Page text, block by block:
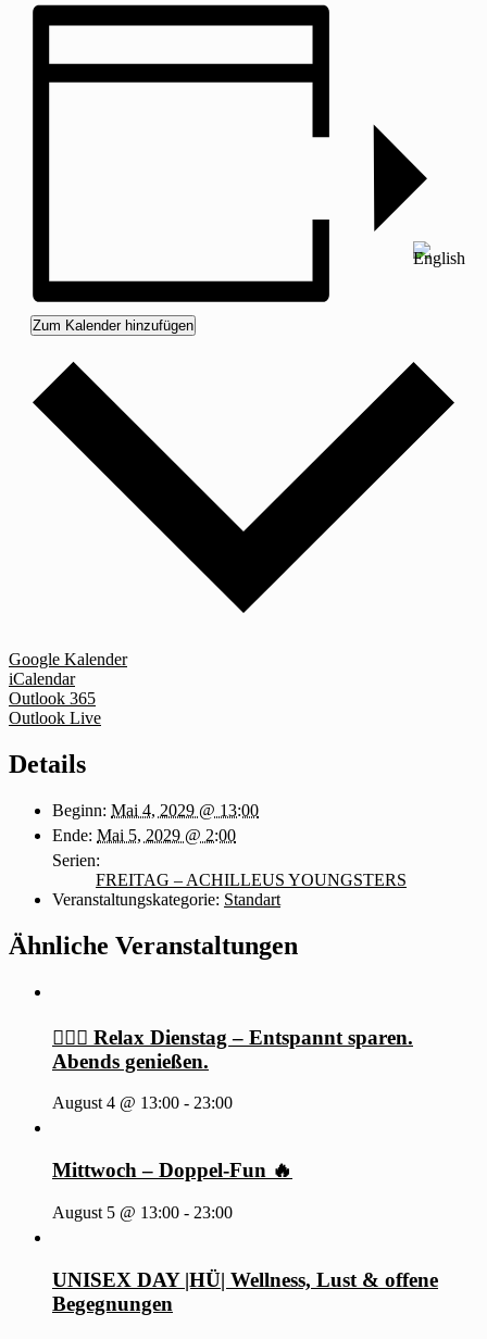
Zum Kalender hinzufügen
Google Kalender
iCalendar
Outlook 365
Outlook Live
Details
Beginn: Mai 4, 2029 @ 13:00
Ende: Mai 5, 2029 @ 2:00
Serien:
FREITAG – ACHILLEUS YOUNGSTERS
Veranstaltungskategorie: Standart
Ähnliche Veranstaltungen
🧖‍♂️✨ Relax Dienstag – Entspannt sparen.
Abends genießen.
August 4 @ 13:00 - 23:00
Mittwoch – Doppel-Fun 🔥
August 5 @ 13:00 - 23:00
UNISEX DAY |HÜ| Wellness, Lust & offene
Begegnungen